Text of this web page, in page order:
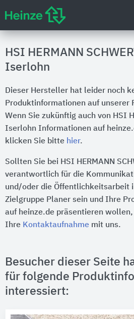
HSI HERMANN
Iserlohn
Dieser Hersteller hat leider noch
Produktinformationen auf
Wenn Sie zukünftig auch von HSI
Iserlohn Informationen auf
klicken Sie bitte hier.
Sollten Sie bei HSI HERMANN
verantwortlich für die
und/oder die Öffentlichkeitsarbeit
Zielgruppe Planer sein und Ihre
auf heinze.de präsentieren
Ihre Kontaktaufnahme mit uns.
Besucher dieser Seite
für folgende
interessiert: